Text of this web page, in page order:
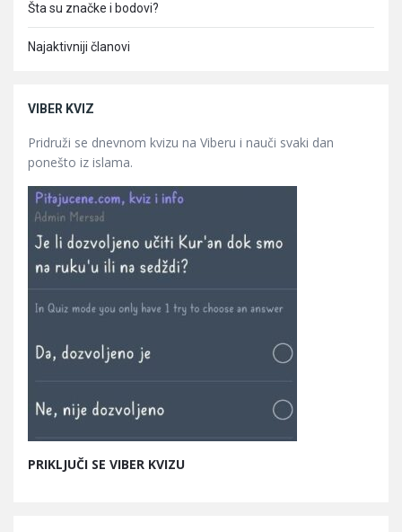
Šta su značke i bodovi?
Najaktivniji članovi
VIBER KVIZ
Pridruži se dnevnom kvizu na Viberu i nauči svaki dan
ponešto iz islama.
PRIKLJUČI SE VIBER KVIZU